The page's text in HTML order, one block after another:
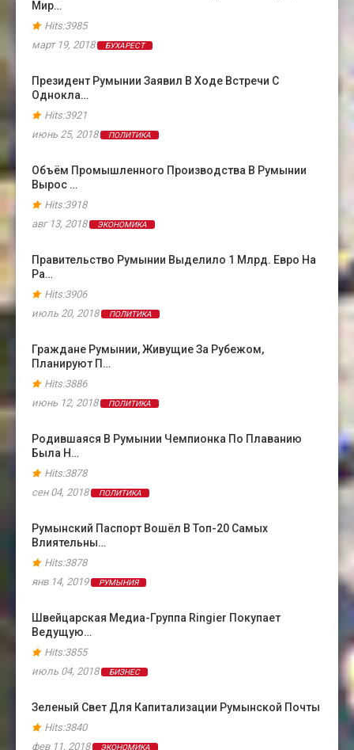
Мир…
Hits:3985
март 19, 2018
БУХАРЕСТ
Президент Румынии Заявил В Ходе Встречи С
Однокла…
Hits:3921
июнь 25, 2018
ПОЛИТИКА
Объём Промышленного Производства В Румынии
Вырос …
Hits:3918
авг 13, 2018
ЭКОНОМИКА
Правительство Румынии Выделило 1 Млрд. Евро На
Ра…
Hits:3906
июль 20, 2018
ПОЛИТИКА
Граждане Румынии, Живущие За Рубежом,
Планируют П…
Hits:3886
июнь 12, 2018
ПОЛИТИКА
Родившаяся В Румынии Чемпионка По Плаванию
Была Н…
Hits:3878
сен 04, 2018
ПОЛИТИКА
Румынский Паспорт Вошёл В Топ-20 Самых
Влиятельны…
Hits:3878
янв 14, 2019
РУМЫНИЯ
Швейцарская Медиа-Группа Ringier Покупает
Ведущую…
Hits:3855
июль 04, 2018
БИЗНЕС
Зеленый Свет Для Капитализации Румынской Почты
Hits:3840
фев 11, 2018
ЭКОНОМИКА